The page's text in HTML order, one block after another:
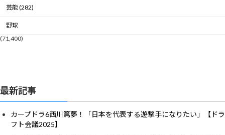
芸能 (282)
野球
(71,400)
最新記事
カープドラ6西川篤夢！「日本を代表する遊撃手になりたい」【ドラ
フト会議2025】